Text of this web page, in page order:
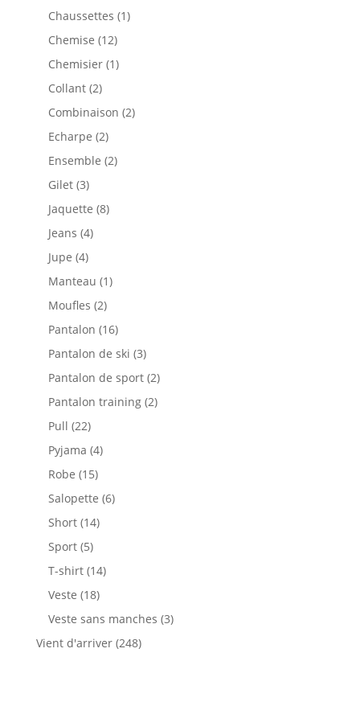
produits
Chaussettes 11
Chemise 1212
produits
Chemisier 11
Collant 22
produits
Combinaison 22
Echarpe 22
produits
Ensemble 22
Gilet 33
produits
Jaquette 88
Jeans 44
Jupe 44
produits
Manteau 11
Moufles 22
produits
Pantalon 1616
produits
Pantalon de ski 33
produits
Pantalon de sport 22
produits
Pantalon training 22
Pull 2222
produits
Pyjama 44
Robe 1515
produits
Salopette 66
Short 1414
Sport 55
produits
T-shirt 1414
Veste 1818
produits
Veste sans manches 33
Vient d'arriver 248248